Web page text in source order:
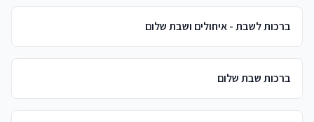
ברכות לשבת - איחולים ושבת שלום
ברכות שבת שלום